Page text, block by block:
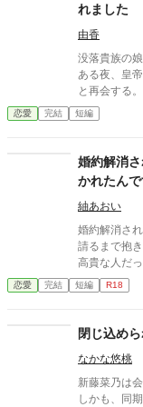
れました
由香
没落貴族の
ある夜、皇
と再会する。 遠い存在になったはずの彼。 けれど、その夜をきっ
かけに月鈴の運命は大
なぜか彼女
恋愛 完結 短編
婚約解消
かれたん
紬あおい
婚約解消さ
請るまで抱
高貴な人だっ
恋愛 完結 短編 R18
閉じ込め
なかな悠桃
新藤菜乃は
しかも、同